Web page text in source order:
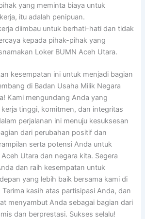
yang meminta biaya untuk
itu adalah penipuan.
diimbau untuk berhati-hati dan tidak
kepada pihak-pihak yang
Loker BUMN Aceh Utara.
kesempatan ini untuk menjadi bagian
di Badan Usaha Milik Negara
Kami mengundang Anda yang
tinggi, komitmen, dan integritas
perjalanan ini menuju kesuksesan
dari perubahan positif dan
serta potensi Anda untuk
Utara dan negara kita. Segera
dan raih kesempatan untuk
yang lebih baik bersama kami di
Terima kasih atas partisipasi Anda, dan
menyambut Anda sebagai bagian dari
dan berprestasi. Sukses selalu!